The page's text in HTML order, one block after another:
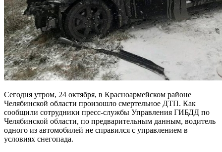
Сегодня утром, 24 октября, в Красноармейском районе
Челябинской области произошло смертельное ДТП. Как
сообщили сотрудники пресс-службы Управления ГИБДД по
Челябинской области, по предварительным данным, водитель
одного из автомобилей не справился с управлением в
условиях снегопада.